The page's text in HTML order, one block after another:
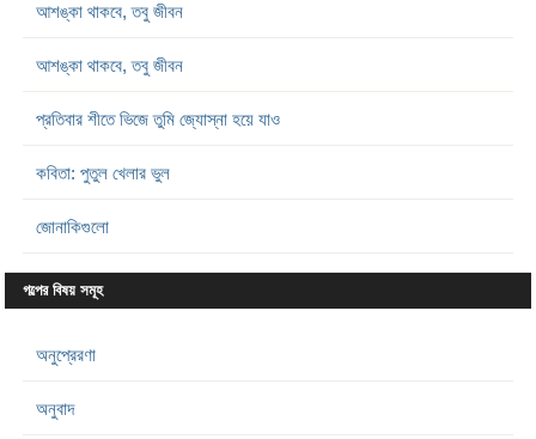
আশঙ্কা থাকবে, তবু জীবন
আশঙ্কা থাকবে, তবু জীবন
প্রতিবার শীতে ভিজে তুমি জ্যোস্না হয়ে যাও
কবিতা: পুতুল খেলার ভুল
জোনাকিগুলো
গল্পের বিষয় সমূহ
অনুপ্রেরণা
অনুবাদ